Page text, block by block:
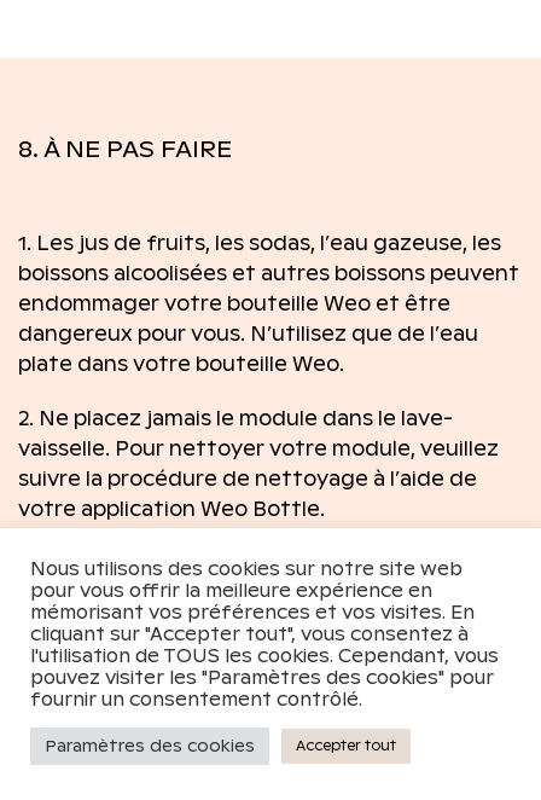
8. À NE PAS FAIRE
1. Les jus de fruits, les sodas, l’eau gazeuse, les
boissons alcoolisées et autres boissons peuvent
endommager votre bouteille Weo et être
dangereux pour vous. N’utilisez que de l’eau
plate dans votre bouteille Weo.
2. Ne placez jamais le module dans le lave-
vaisselle. Pour nettoyer votre module, veuillez
suivre la procédure de nettoyage à l’aide de
votre application Weo Bottle.
3. La température de l’eau doit être comprise
entre 4 et 40 °C ; il est donc déconseillé
d’utiliser de l’eau très froide ou très chaude.
4. Votre bouteille Weo est en verre. Elle est
donc fragile. Il est déconseillé de la laisser
tomber ou de la cogner contre une surface
dure.
Nous utilisons des cookies sur notre site web
pour vous offrir la meilleure expérience en
mémorisant vos préférences et vos visites. En
cliquant sur "Accepter tout", vous consentez à
l'utilisation de TOUS les cookies. Cependant, vous
pouvez visiter les "Paramètres des cookies" pour
fournir un consentement contrôlé.
Paramètres des cookies Accepter tout